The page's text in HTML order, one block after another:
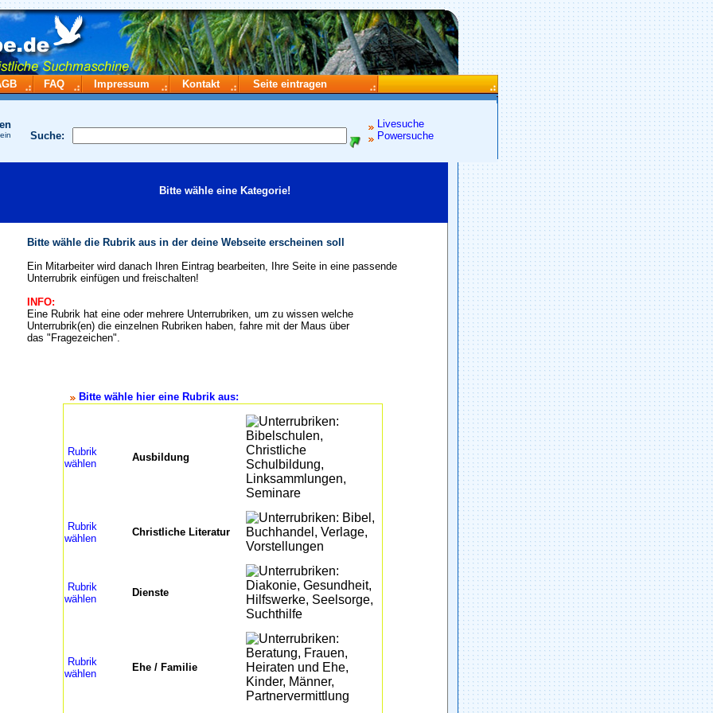
FAQ Impressum Kontakt Seite eintragen
Suche:
Livesuche
Powersuche
Bitte wähle eine Kategorie!
Bitte wähle die Rubrik aus in der deine Webseite erscheinen soll
Ein Mitarbeiter wird danach Ihren Eintrag bearbeiten, Ihre Seite in eine passende
Unterrubrik einfügen und freischalten!
INFO:
Eine Rubrik hat eine oder mehrere Unterrubriken, um zu wissen welche
Unterrubrik(en) die einzelnen Rubriken haben, fahre mit der Maus über
das "Fragezeichen".
Bitte wähle hier eine Rubrik aus:
Rubrik
wählen
Ausbildung
Rubrik
wählen
Christliche Literatur
Rubrik
wählen
Dienste
Rubrik
wählen
Ehe / Familie